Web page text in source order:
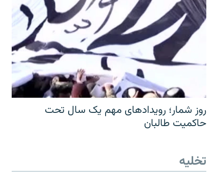
روز شمار؛ رویدادهای مهم یک سال تحت
حاکمیت طالبان
تخلیه